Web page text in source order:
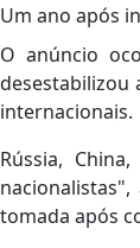
Um ano após
O anúncio
desestabilizou
internacionais.
Rússia,
tomada após